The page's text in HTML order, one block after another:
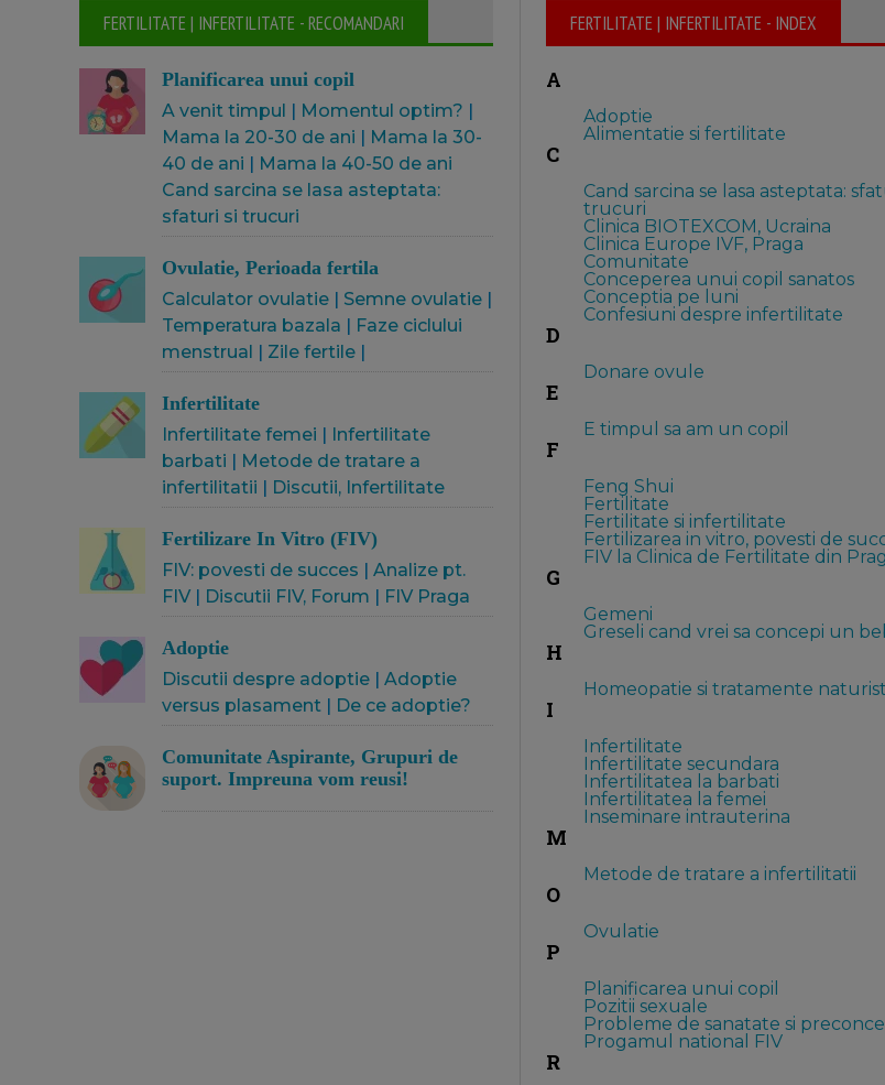
FERTILITATE | INFERTILITATE - RECOMANDARI
Planificarea unui copil
A venit timpul | Momentul optim? |
Mama la 20-30 de ani | Mama la 30-
40 de ani | Mama la 40-50 de ani
Cand sarcina se lasa asteptata:
sfaturi si trucuri
Ovulatie, Perioada fertila
Calculator ovulatie | Semne ovulatie |
Temperatura bazala | Faze ciclului
menstrual | Zile fertile |
Infertilitate
Infertilitate femei | Infertilitate
barbati | Metode de tratare a
infertilitatii | Discutii, Infertilitate
Fertilizare In Vitro (FIV)
FIV: povesti de succes | Analize pt.
FIV| Discutii FIV, Forum | FIV Praga
Adoptie
Discutii despre adoptie | Adoptie
versus plasament | De ce adoptie?
Comunitate Aspirante, Grupuri de
suport. Impreuna vom reusi!
FERTILITATE | INFERTILITATE - INDEX
A
Adoptie
Alimentatie si fertilitate
C
Cand sarcina se lasa asteptata:
trucuri
Clinica BIOTEXCOM, Ucraina
Clinica Europe IVF, Praga
Comunitate
Conceperea unui copil sanatos
Conceptia pe luni
Confesiuni despre infertilitate
D
Donare ovule
E
E timpul sa am un copil
F
Feng Shui
Fertilitate
Fertilitate si infertilitate
Fertilizarea in vitro, povesti de
FIV la Clinica de Fertilitate din
G
Gemeni
Greseli cand vrei sa concepi un
H
Homeopatie si tratamente
I
Infertilitate
Infertilitate secundara
Infertilitatea la barbati
Infertilitatea la femei
Inseminare intrauterina
M
Metode de tratare a infertilitatii
O
Ovulatie
P
Planificarea unui copil
Pozitii sexuale
Probleme de sanatate si
Progamul national FIV
R